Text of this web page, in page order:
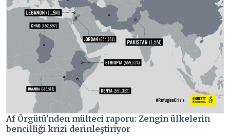
Af Örgütü'nden mülteci raporu: Zengin ülkelerin
bencilliği krizi derinleştiriyor